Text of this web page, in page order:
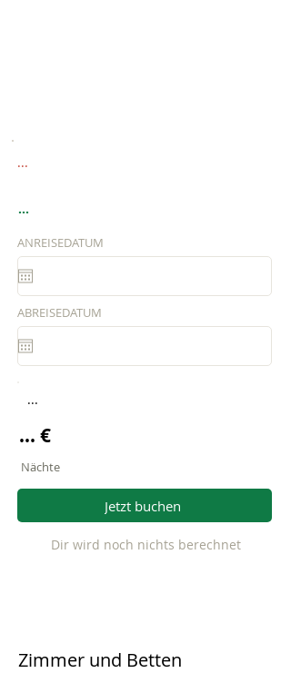
...
...
ANREISEDATUM
ABREISEDATUM
...
... €
Nächte
Jetzt buchen
Dir wird noch nichts berechnet
Zimmer und Betten